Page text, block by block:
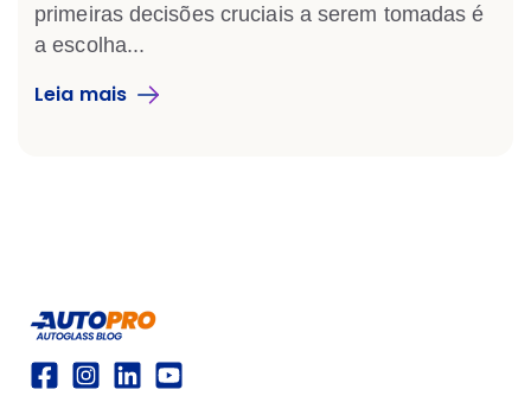
primeiras decisões cruciais a serem tomadas é
a escolha...
Leia mais